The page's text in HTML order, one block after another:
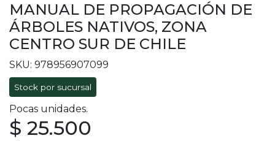
MANUAL DE PROPAGACIÓN DE
ÁRBOLES NATIVOS, ZONA
CENTRO SUR DE CHILE
SKU: 978956907099
Stock por sucursal
Pocas unidades.
$ 25.500